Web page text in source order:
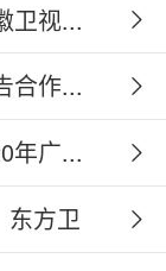
卫视...
合作...
年广...
东方卫